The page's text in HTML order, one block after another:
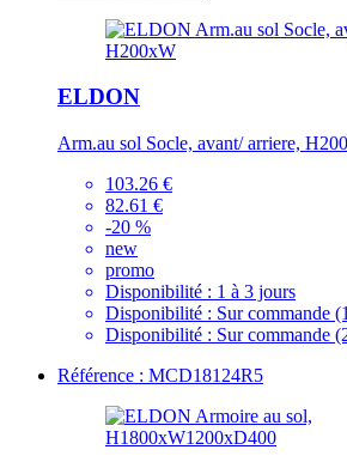
ELDON
Arm.au sol Socle, avant/ arriere,
103.26 €
82.61 €
-20 %
new
promo
Disponibilité : 1 à 3 jours
Disponibilité : Sur commande
Disponibilité : Sur commande
Référence : MCD18124R5